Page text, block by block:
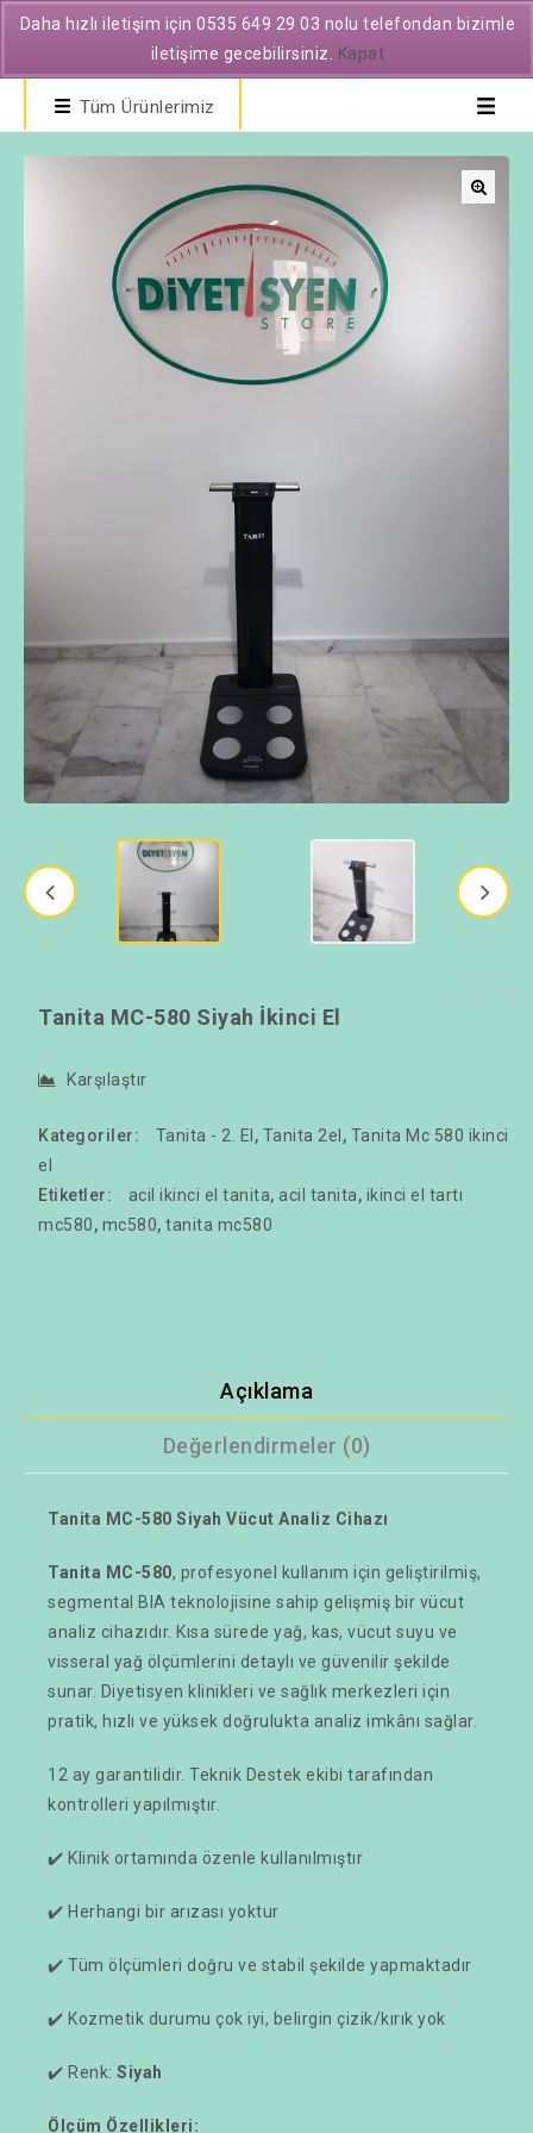
Tüm Ürünlerimiz
Tanita MC-580 Siyah İkinci El
Karşılaştır
Kategoriler: Tanita - 2. El , Tanita 2el , Tanita Mc 580 ikinci
el
Etiketler:
acil ikinci el tanita, acil tanita, ikinci el tartı
mc580, mc580,tanita mc580
Açıklama
Değerlendirmeler (0)
Tanita MC-580 Siyah Vücut Analiz Cihazı
Tanita MC-580, profesyonel kullanım için geliştirilmiş,
segmental BIA teknolojisine sahip gelişmiş bir vücut
analiz cihazıdır. Kısa sürede yağ, kas, vücut suyu ve
visseral yağ ölçümlerini detaylı ve güvenilir şekilde
sunar. Diyetisyen klinikleri ve sağlık merkezleri için
pratik, hızlı ve yüksek doğrulukta analiz imkânı sağlar.
12 ay garantilidir. Teknik Destek ekibi tarafından
kontrolleri yapılmıştır.
✔️ Klinik ortamında özenle kullanılmıştır
✔️ Herhangi bir arızası yoktur
✔️ Tüm ölçümleri doğru ve stabil şekilde yapmaktadır
✔️ Kozmetik durumu çok iyi, belirgin çizik/kırık yok
✔️ Renk:Siyah
Ölçüm Özellikleri:
Daha hızlı iletişim için 0535 649 29 03 nolu telefondan bizimle
iletişime gecebilirsiniz.
Kapat